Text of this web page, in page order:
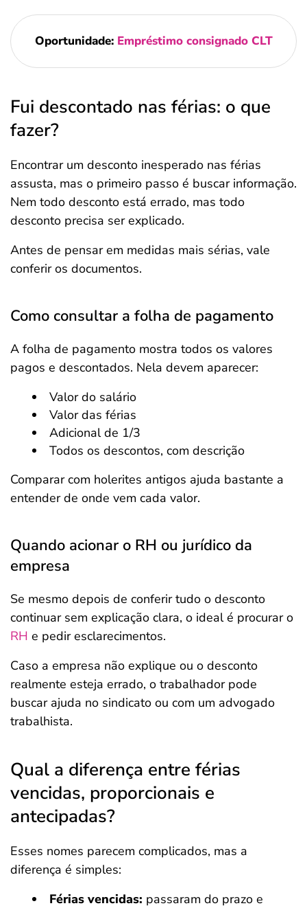
Oportunidade: Empréstimo consignado CLT
Fui descontado nas férias: o que
fazer?
Encontrar um desconto inesperado nas férias
assusta, mas o primeiro passo é buscar informação.
Nem todo desconto está errado, mas todo
desconto precisa ser explicado.
Antes de pensar em medidas mais sérias, vale
conferir os documentos.
Como consultar a folha de pagamento
A folha de pagamento mostra todos os valores
pagos e descontados. Nela devem aparecer:
Valor do salário
Valor das férias
Adicional de 1/3
Todos os descontos, com descrição
Comparar com holerites antigos ajuda bastante a
entender de onde vem cada valor.
Quando acionar o RH ou jurídico da
empresa
Se mesmo depois de conferir tudo o desconto
continuar sem explicação clara, o ideal é procurar o
RH e pedir esclarecimentos.
Caso a empresa não explique ou o desconto
realmente esteja errado, o trabalhador pode
buscar ajuda no sindicato ou com um advogado
trabalhista.
Qual a diferença entre férias
vencidas, proporcionais e
antecipadas?
Esses nomes parecem complicados, mas a
diferença é simples:
Férias vencidas: passaram do prazo e